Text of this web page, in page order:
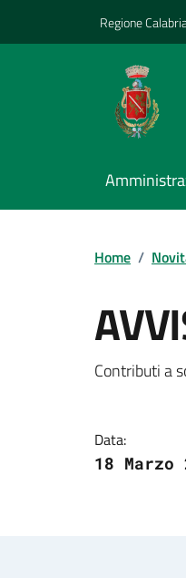
Regione
Home /
Contributi a
Data:
18 Marzo